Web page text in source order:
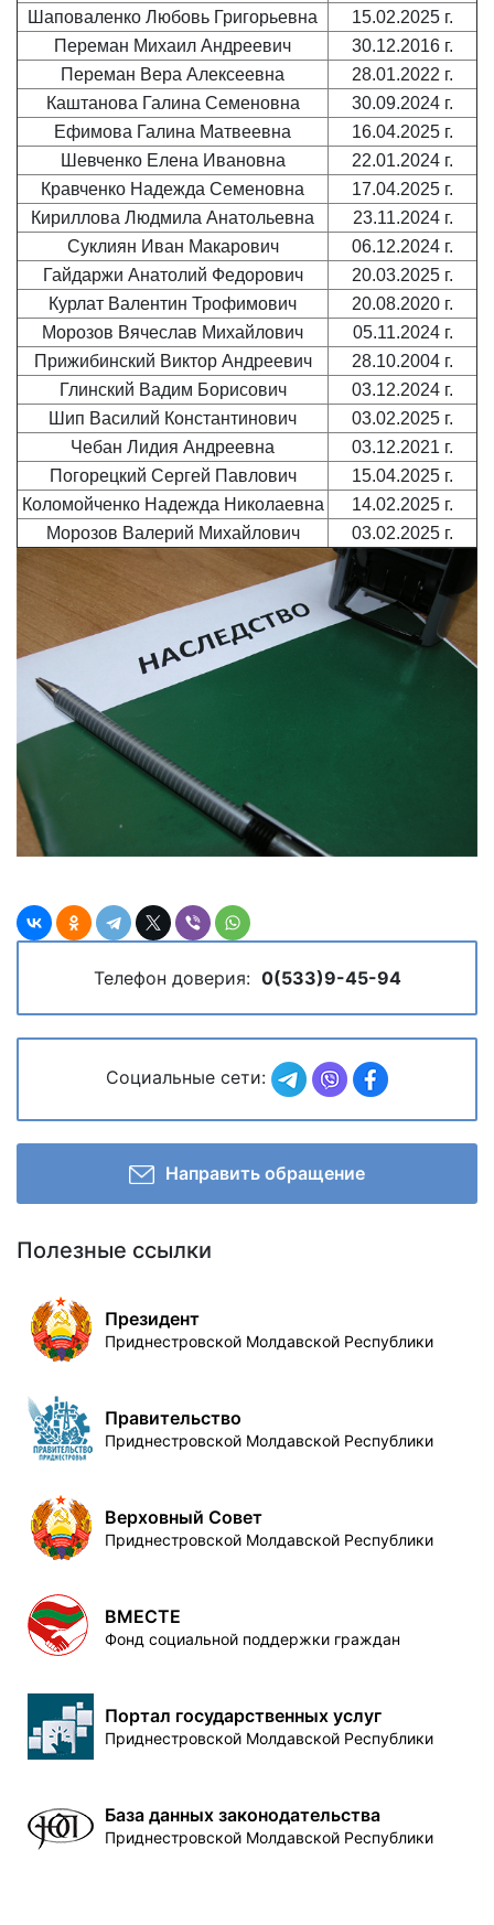
Шаповаленко Любовь Григорьевна
15.02.2025 г.
Переман Михаил Андреевич
30.12.2016 г.
Переман Вера Алексеевна
28.01.2022 г.
Каштанова Галина Семеновна
30.09.2024 г.
Ефимова Галина Матвеевна
16.04.2025 г.
Шевченко Елена Ивановна
22.01.2024 г.
Кравченко Надежда Семеновна
17.04.2025 г.
Кириллова Людмила Анатольевна
23.11.2024 г.
Суклиян Иван Макарович
06.12.2024 г.
Гайдаржи Анатолий Федорович
20.03.2025 г.
Курлат Валентин Трофимович
20.08.2020 г.
Морозов Вячеслав Михайлович
05.11.2024 г.
Прижибинский Виктор Андреевич
28.10.2004 г.
Глинский Вадим Борисович
03.12.2024 г.
Шип Василий Константинович
03.02.2025 г.
Чебан Лидия Андреевна
03.12.2021 г.
Погорецкий Сергей Павлович
15.04.2025 г.
Коломойченко Надежда Николаевна
14.02.2025 г.
Морозов Валерий Михайлович
03.02.2025 г.
Телефон доверия: 0(533)9-45-94
Социальные сети:
Направить обращение
Полезные ссылки
Президент
Приднестровской Молдавской Республики
Правительство
Приднестровской Молдавской Республики
Верховный Совет
Приднестровской Молдавской Республики
ВМЕСТЕ
Фонд социальной поддержки граждан
Портал государственных услуг
Приднестровской Молдавской Республики
База данных законодательства
Приднестровской Молдавской Республики